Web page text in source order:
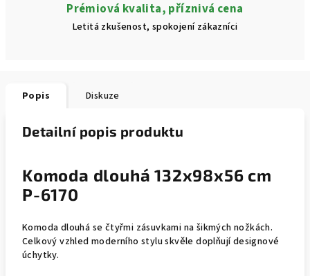
Prémiová kvalita, příznivá cena
Letitá zkušenost, spokojení zákazníci
Popis Diskuze
Detailní popis produktu
Komoda dlouhá 132x98x56 cm
P-6170
Komoda dlouhá se čtyřmi zásuvkami na šikmých nožkách.
Celkový vzhled moderního stylu skvěle doplňují designové
úchytky.